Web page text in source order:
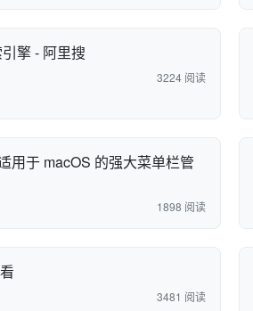
擎 - 阿里搜
3224 阅读
用于 macOS 的强大菜单栏管
1898 阅读
3481 阅读